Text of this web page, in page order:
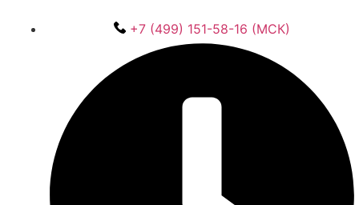
+7 (499) 151-58-16 (МСК)